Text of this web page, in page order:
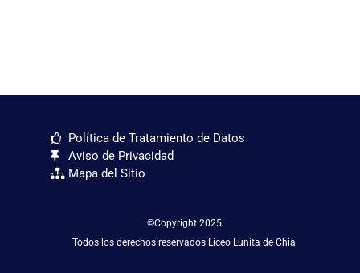
Política de Tratamiento de Datos
Aviso de Privacidad
Mapa del Sitio
©Copyright 2025
Todos los derechos reservados Liceo Lunita de Chia